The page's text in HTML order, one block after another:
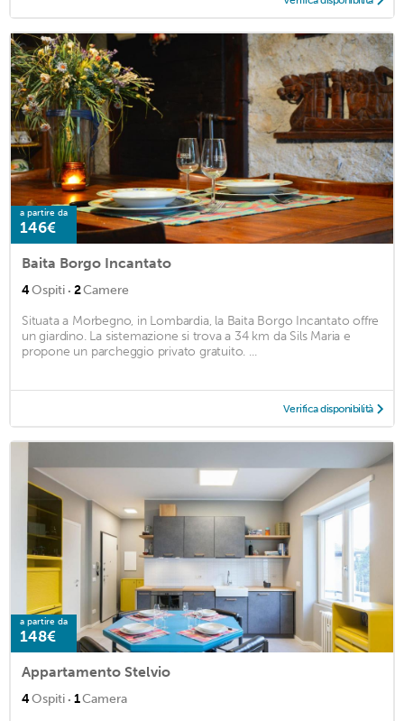
a partire da
146€
Baita Borgo Incantato
4Ospiti · 2Camere
Situata a Morbegno, in Lombardia, la Baita Borgo Incantato offre
un giardino. La sistemazione si trova a 34 km da Sils Maria e
propone un parcheggio privato gratuito. ...
Verifica disponibilità
a partire da
148€
Appartamento Stelvio
4Ospiti · 1Camera